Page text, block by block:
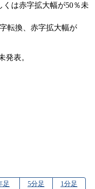
は赤字拡大幅が50％未
転換、赤字拡大幅が
発表。
足 5分足 1分足